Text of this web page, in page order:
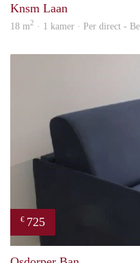
Knsm Laan
18 m2 · 1 kamer · Per direct -
€ 725